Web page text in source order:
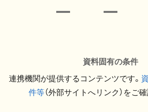
資料固有の条件
連携機関が提供するコンテンツです。
件等（外部サイトへリンク）をご